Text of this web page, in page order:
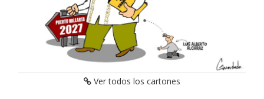
Ver todos los cartones